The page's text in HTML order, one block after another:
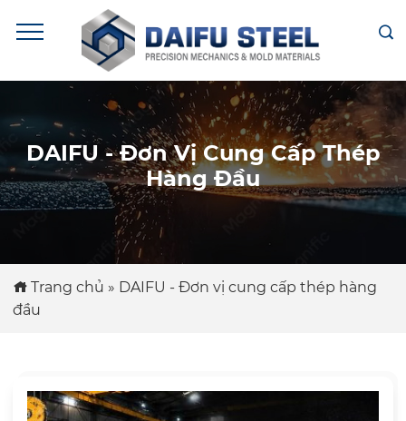
DAIFU - Đơn Vị Cung Cấp Thép
Hàng Đầu
Trang chủ » DAIFU - Đơn vị cung cấp thép hàng
đầu